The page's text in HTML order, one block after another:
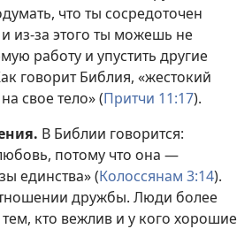
что ты сосредоточен
из-за этого ты можешь не
работу и упустить другие
говорит Библия, «жестокий
свое тело» (Притчи 11:17).
В Библии говорится:
потому что она —
единства» (Колоссянам 3:14).
дружбы. Люди более
кто вежлив и у кого хорошие